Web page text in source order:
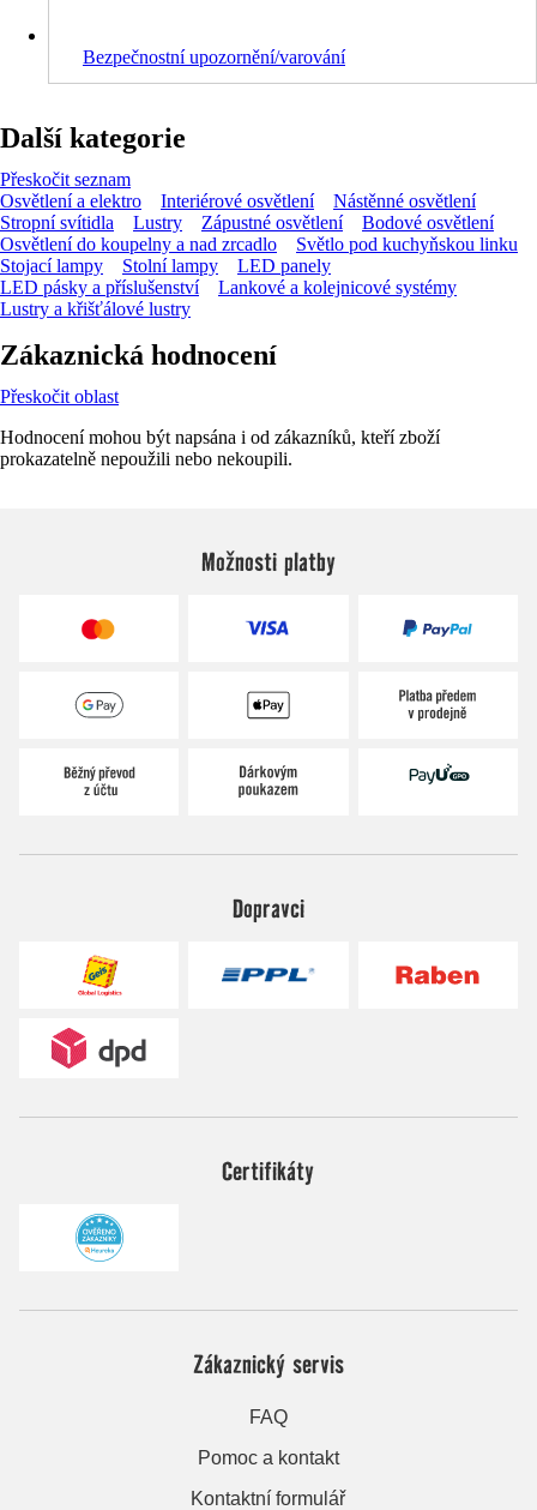
Bezpečnostní upozornění/varování
Další kategorie
Přeskočit seznam
Osvětlení a elektro
Interiérové osvětlení
Nástěnné osvětlení
Stropní svítidla
Lustry Zápustné osvětlení
Bodové osvětlení
Osvětlení do koupelny a nad zrcadlo
Světlo pod kuchyňskou linku
Stojací lampy
Stolní lampy
LED panely
LED pásky a příslušenství
Lankové a kolejnicové systémy
Lustry a křišťálové lustry
Zákaznická hodnocení
Přeskočit oblast
Hodnocení mohou být napsána i od zákazníků, kteří zboží
prokazatelně nepoužili nebo nekoupili.
Možnosti platby
Dopravci
Certifikáty
Zákaznický servis
FAQ
Pomoc a kontakt
Kontaktní formulář